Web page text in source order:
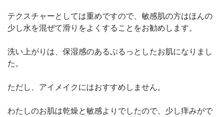
テクスチャーとしては重めですので、敏感肌の方はほんの
少し水を混ぜて滑りをよくすることをお勧めします。
洗い上がりは、保湿感のあるぷるっとしたお肌になりまし
た。
ただし、アイメイクにはおすすめしません。
わたしのお肌は乾燥と敏感よりでしたので、少し痒みがで